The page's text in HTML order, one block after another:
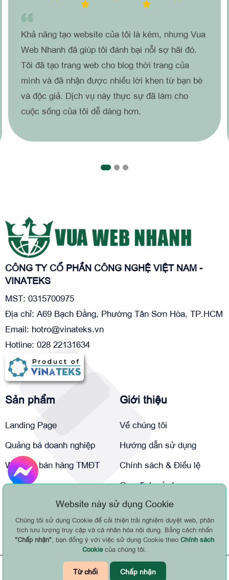
Dịch vụ của Vua Web Nhanh đã thúc đẩy doanh
nghiệp của tôi lên một tầm cao mới. Tôi đã làm
việc với nhiều dịch vụ tạo website trước đây,
nhưng Vua Web Nhanh thực sự là một sự khác
biệt. Tôi đã tiết kiệm rất nhiều thời gian và tiền
bạc, và trang web của tôi giờ đây trông chuyên
CÔNG TY CỔ PHẦN CÔNG NGHỆ VIỆT NAM -
VINATEKS
MST: 0315700975
Địa chỉ: A69 Bạch Đằng, Phường Tân Sơn Hòa, TP.HCM
Email: hotro@vinateks.vn
Hotline: 028 22131634
Sản phẩm
Landing Page
Quảng bá doanh nghiệp
Website bán hàng TMĐT
Giới thiệu
Về chúng tôi
Hướng dẫn sử dụng
Chính sách & Điều lệ
Quy định sử dụng
Chính sách bảo mật
Liên hệ
© BẢN QUYỀN THUỘC VỀ VUA WEB NHANH - WEBSITE
Website này sử dụng Cookie
Chúng tôi sử dụng Cookie để cải thiện trải nghiệm duyệt web, phân
tích lưu lượng truy cập và cá nhân hóa nội dung. Bằng cách nhấn
"Chấp nhận" , bạn đồng ý với việc sử dụng Cookie theo Chính sách
Cookiecủa chúng tôi.
Từ chối Chấp nhận